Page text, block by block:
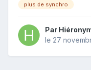
plus de synchro
Par
le 27